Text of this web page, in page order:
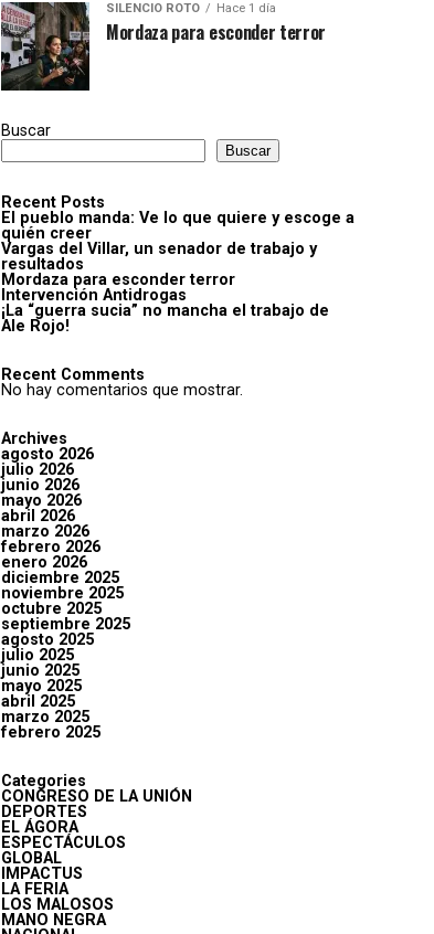
SILENCIO ROTO Hace 1 día
Mordaza para esconder terror
Buscar
Buscar
Recent Posts
El pueblo manda: Ve lo que quiere y escoge a
quién creer
Vargas del Villar, un senador de trabajo y
resultados
Mordaza para esconder terror
Intervención Antidrogas
¡La “guerra sucia” no mancha el trabajo de
Ale Rojo!
Recent Comments
No hay comentarios que mostrar.
Archives
agosto 2026
julio 2026
junio 2026
mayo 2026
abril 2026
marzo 2026
febrero 2026
enero 2026
diciembre 2025
noviembre 2025
octubre 2025
septiembre 2025
agosto 2025
julio 2025
junio 2025
mayo 2025
abril 2025
marzo 2025
febrero 2025
Categories
CONGRESO DE LA UNIÓN
DEPORTES
EL ÁGORA
ESPECTÁCULOS
GLOBAL
IMPACTUS
LA FERIA
LOS MALOSOS
MANO NEGRA